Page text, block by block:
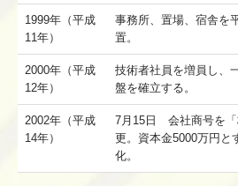
1999年（平成
11年）
事務所、置場、宿舎を
置。
2000年（平成
12年）
技術者社員を増員し、
盤を確立する。
2002年（平成
14年）
7月15日 会社商号を
更。資本金5000万円と
化。